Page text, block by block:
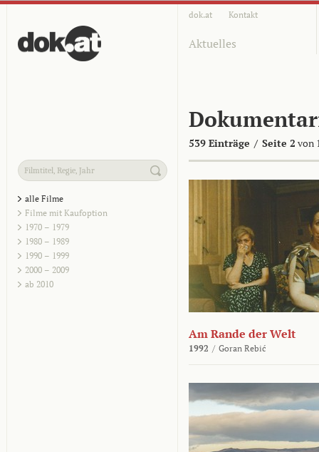
dok.at Kontakt
Aktuelles
539 Einträge / Seite 2 von
alle Filme
Filme mit Kaufoption
1970 – 1979
1980 – 1989
1990 – 1999
2000 – 2009
ab 2010
Am Rande der Welt
1992 / Goran Rebić